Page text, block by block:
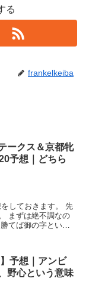
る
frankelkeiba
ークス＆京都牝
予想｜どちら
しておきます。 先
てば御の字という
予想｜アンビ
野心という意味